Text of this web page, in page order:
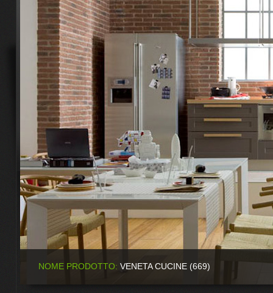
NOME PRODOTTO: VENETA CUCINE (669)